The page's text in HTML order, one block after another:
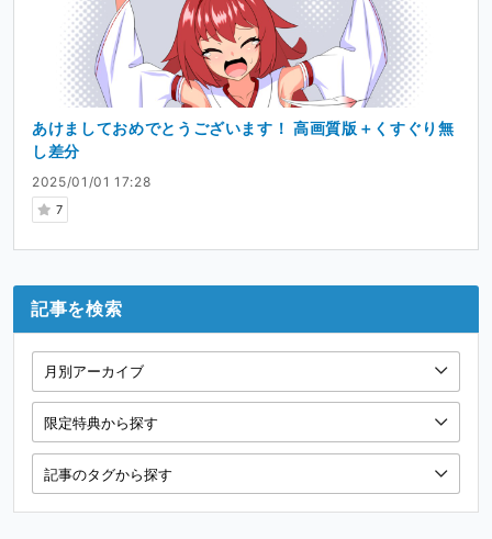
2025/01/01 17:28
7
あけましておめでとうございます！ 高画質版＋くすぐり無
し差分
記事を検索